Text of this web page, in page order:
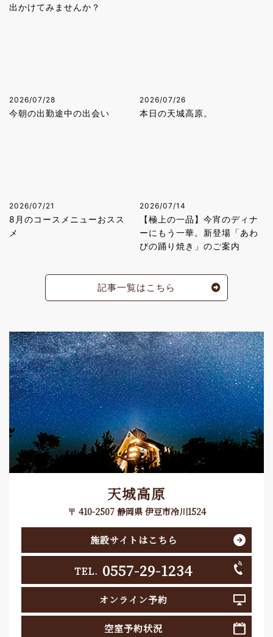
出かけてみませんか？
2026/07/28
今朝の出勤途中の出会い
2026/07/26
本日の天城高原。
2026/07/21
8月のコースメニューおスス
メ
2026/07/14
【極上の一品】今宵のディナ
ーにもう一華。新登場「あわ
びの踊り焼き」のご案内
記事一覧はこちら
天城高原
〒 410-2507 静岡県 伊豆市冷川1524
施設サイトはこちら
TEL. 0557-29-1234
オンライン予約
空室予約状況